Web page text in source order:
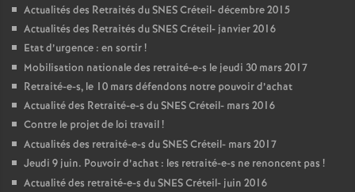
Actualités des Retraités duSNESCréteil- décembre 2015
Actualités des Retraités duSNESCréteil- janvier 2016
Etat d’urgence : en sortir!
Mobilisation nationale des retraité-e-s le jeudi 30 mars 2017
Retraité-e-s, le 10 mars défendons notre pouvoir d’achat
Actualité des Retraité-e-s duSNESCréteil- mars 2016
Contre le projet de loi travail!
Actualités des retraité-e-s duSNESCréteil- mars 2017
Jeudi 9 juin. Pouvoir d’achat : les retraité-e-s ne renoncent pas !
Actualité des retraité-e-s duSNESCréteil- juin 2016